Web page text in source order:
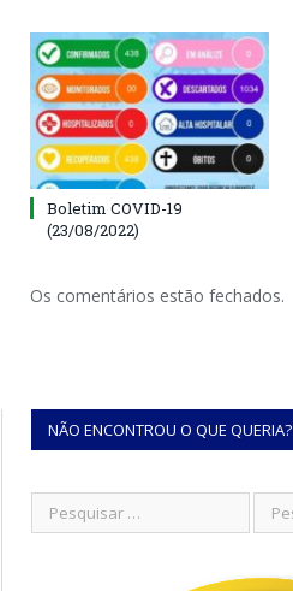
Boletim COVID-19
(23/08/2022)
Os comentários estão fechados.
NÃO ENCONTROU O QUE QUERIA?